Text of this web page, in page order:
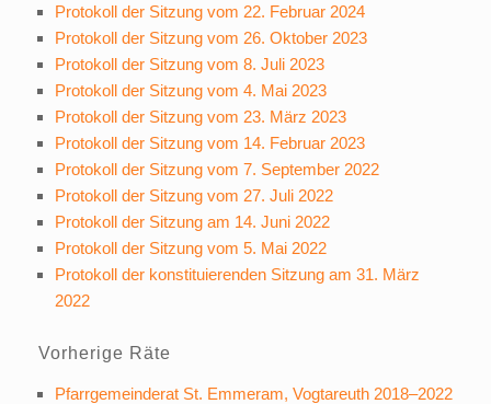
Protokoll der Sitzung vom 22. Februar 2024
Protokoll der Sitzung vom 26. Oktober 2023
Protokoll der Sitzung vom 8. Juli 2023
Protokoll der Sitzung vom 4. Mai 2023
Protokoll der Sitzung vom 23. März 2023
Protokoll der Sitzung vom 14. Februar 2023
Protokoll der Sitzung vom 7. September 2022
Protokoll der Sitzung vom 27. Juli 2022
Protokoll der Sitzung am 14. Juni 2022
Protokoll der Sitzung vom 5. Mai 2022
Protokoll der konstituierenden Sitzung am 31. März
2022
Vorherige Räte
Pfarrgemeinderat St. Emmeram, Vogtareuth 2018–2022